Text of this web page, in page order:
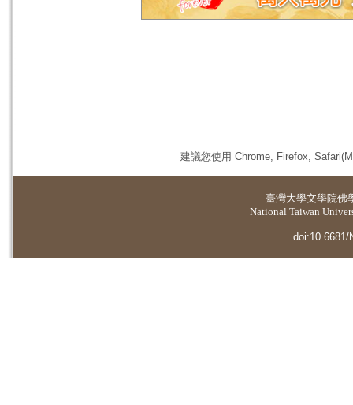
建議您使用 Chrome, Firefox,
臺灣大學文學院佛
National Taiwan
doi:10.6681/